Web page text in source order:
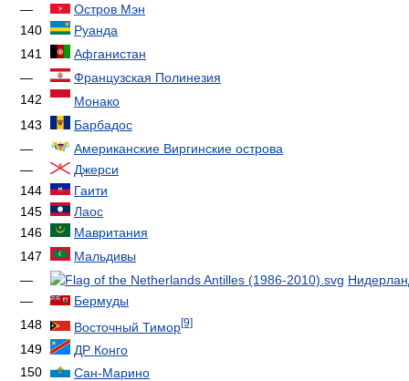
—
Остров Мэн
140
Руанда
141
Афганистан
—
Французская Полинезия
142
Монако
143
Барбадос
—
Американские Виргинские острова
—
Джерси
144
Гаити
145
Лаос
146
Мавритания
147
Мальдивы
—
—
Бермуды
148
Восточный Тимор[9]
149
ДР Конго
150
Сан-Марино